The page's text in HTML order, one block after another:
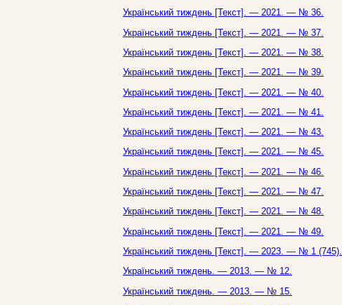
Український тиждень [Текст]. — 2021. — № 36.
Український тиждень [Текст]. — 2021. — № 37.
Український тиждень [Текст]. — 2021. — № 38.
Український тиждень [Текст]. — 2021. — № 39.
Український тиждень [Текст]. — 2021. — № 40.
Український тиждень [Текст]. — 2021. — № 41.
Український тиждень [Текст]. — 2021. — № 43.
Український тиждень [Текст]. — 2021. — № 45.
Український тиждень [Текст]. — 2021. — № 46.
Український тиждень [Текст]. — 2021. — № 47.
Український тиждень [Текст]. — 2021. — № 48.
Український тиждень [Текст]. — 2021. — № 49.
Український тиждень [Текст]. — 2023. — № 1 (745).
Український тиждень. — 2013. — № 12.
Український тиждень. — 2013. — № 15.